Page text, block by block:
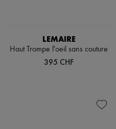
LEMAIRE
Haut Trompe l'oeil sans couture
395 CHF